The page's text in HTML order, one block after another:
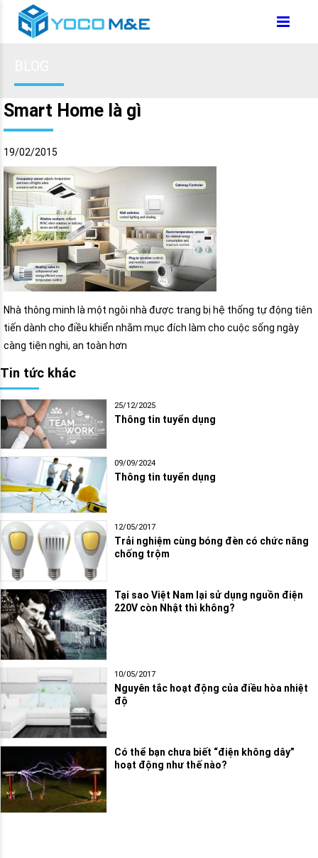
Smart Home là gì
19/02/2015
Nhà thông minh là một ngôi nhà được trang bị hệ thống tự động tiên
tiến dành cho điều khiển nhằm mục đích làm cho cuộc sống ngày
càng tiện nghi, an toàn hơn
Tin tức khác
25/12/2025
Thông tin tuyển dụng
09/09/2024
Thông tin tuyển dụng
12/05/2017
Trải nghiệm cùng bóng đèn có chức năng
chống trộm
Tại sao Việt Nam lại sử dụng nguồn điện
220V còn Nhật thì không?
10/05/2017
Nguyên tắc hoạt động của điều hòa nhiệt
độ
Có thể bạn chưa biết “điện không dây”
hoạt động như thế nào?